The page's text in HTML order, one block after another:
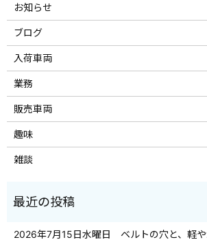
お知らせ
ブログ
入荷車両
業務
販売車両
趣味
雑談
2026年7月15日水曜日 ベルトの穴と、軽